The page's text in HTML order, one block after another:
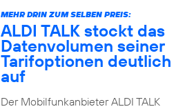
MEHR DRIN ZUM SELBEN PREIS:
ALDI TALK stockt das
Datenvolumen seiner
Tarifoptionen deutlich
auf
Der Mobilfunkanbieter ALDI TALK